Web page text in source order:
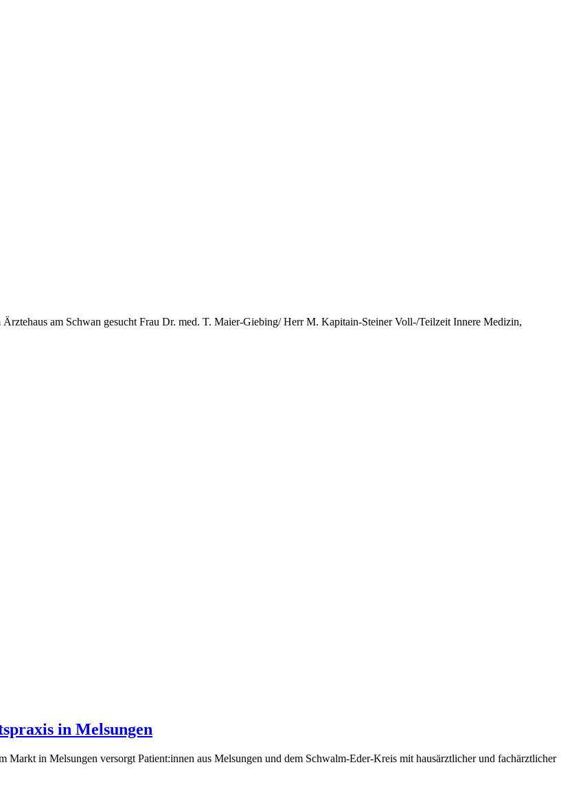
am Schwan gesucht Frau Dr. med. T. Maier-Giebing/ Herr M. Kapitain-Steiner Voll-/Teilzeit Innere Medizin,
in Melsungen
Markt in Melsungen versorgt Patient:innen aus Melsungen und dem Schwalm-Eder-Kreis mit hausärztlicher und fachärztlicher